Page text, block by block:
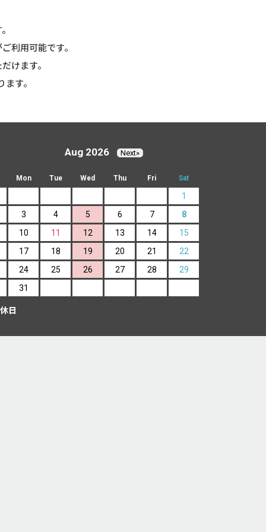
利用可能です。
けます。
す。
Aug 2026 Next»
Mon Tue Wed Thu Fri Sat
1
3
4 5 6 7
8
10
11 12 13 14
15
17
18 19 20 21
22
24
25 26 27 28
29
31
日